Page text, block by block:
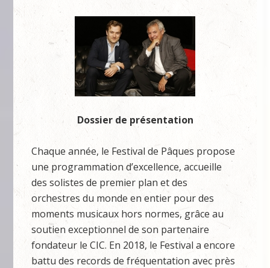
Dossier de présentation
Chaque année, le Festival de Pâques propose
une programmation d’excellence, accueille
des solistes de premier plan et des
orchestres du monde en entier pour des
moments musicaux hors normes, grâce au
soutien exceptionnel de son partenaire
fondateur le CIC. En 2018, le Festival a encore
battu des records de fréquentation avec près